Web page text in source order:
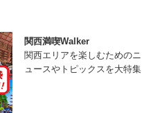
関西満喫Walker
関西エリアを楽しむためのニ
ュースやトピックスを大特集